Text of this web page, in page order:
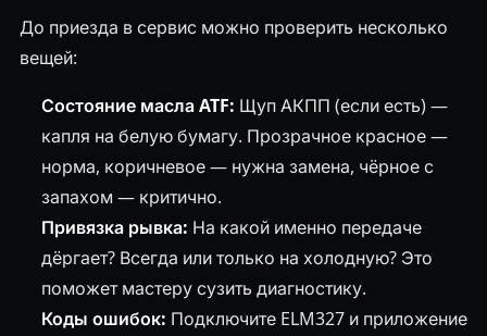
До приезда в сервис можно проверить несколько
вещей:
Состояние масла ATF: Щуп АКПП (если есть) —
капля на белую бумагу. Прозрачное красное —
норма, коричневое — нужна замена, чёрное с
запахом — критично.
Привязка рывка: На какой именно передаче
дёргает? Всегда или только на холодную? Это
поможет мастеру сузить диагностику.
Коды ошибок: Подключите ELM327 и приложение